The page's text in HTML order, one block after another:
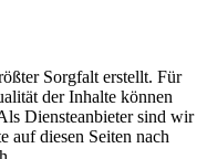
Sorgfalt erstellt. Für
der Inhalte können
Diensteanbieter sind wir
auf diesen Seiten nach